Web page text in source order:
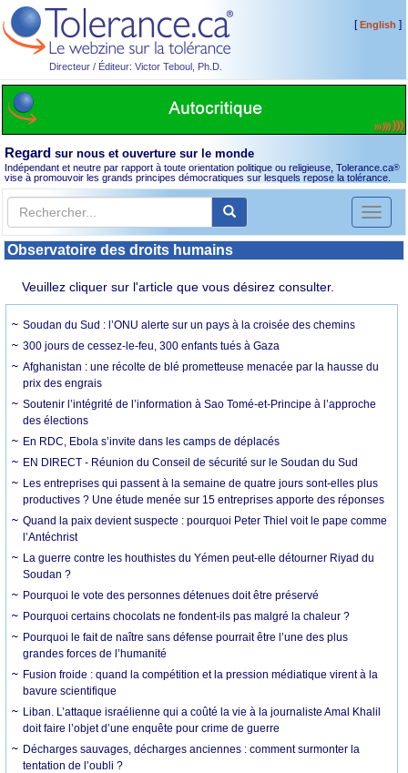
Directeur / Éditeur: Victor Teboul, Ph.D.
[English ]
Regard sur nous et ouverture sur le monde
Indépendant et neutre par rapport à toute orientation politique ou religieuse, Tolerance.ca®
vise à promouvoir les grands principes démocratiques sur lesquels repose la tolérance.
Toggle
Observatoire des droits humains
Veuillez cliquer sur l'article que vous désirez consulter.
Soudan du Sud : l’ONU alerte sur un pays à la croisée des chemins
300 jours de cessez-le-feu, 300 enfants tués à Gaza
Afghanistan : une récolte de blé prometteuse menacée par la hausse du
prix des engrais
Soutenir l’intégrité de l’information à Sao Tomé-et-Principe à l’approche
des élections
En RDC, Ebola s’invite dans les camps de déplacés
EN DIRECT - Réunion du Conseil de sécurité sur le Soudan du Sud
Les entreprises qui passent à la semaine de quatre jours sont-elles plus
productives ? Une étude menée sur 15 entreprises apporte des réponses
Quand la paix devient suspecte : pourquoi Peter Thiel voit le pape comme
l’Antéchrist
La guerre contre les houthistes du Yémen peut-elle détourner Riyad du
Soudan ?
Pourquoi le vote des personnes détenues doit être préservé
Pourquoi certains chocolats ne fondent-ils pas malgré la chaleur ?
Pourquoi le fait de naître sans défense pourrait être l’une des plus
grandes forces de l’humanité
Fusion froide : quand la compétition et la pression médiatique virent à la
bavure scientifique
Liban. L’attaque israélienne qui a coûté la vie à la journaliste Amal Khalil
doit faire l’objet d’une enquête pour crime de guerre
Décharges sauvages, décharges anciennes : comment surmonter la
tentation de l’oubli ?